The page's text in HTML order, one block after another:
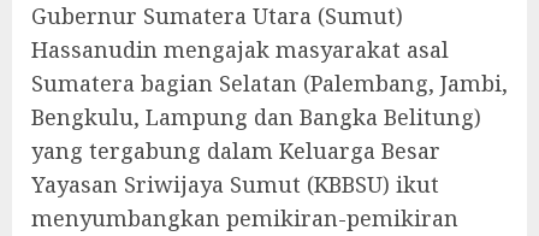
Gubernur Sumatera Utara (Sumut)
Hassanudin mengajak masyarakat asal
Sumatera bagian Selatan (Palembang, Jambi,
Bengkulu, Lampung dan Bangka Belitung)
yang tergabung dalam Keluarga Besar
Yayasan Sriwijaya Sumut (KBBSU) ikut
menyumbangkan pemikiran-pemikiran